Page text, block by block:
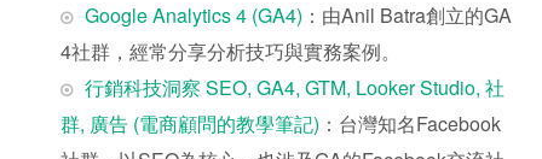
Google Analytics 4 (GA4) ：由Anil Batra創立的GA
4社群，經常分享分析技巧與實務案例。
行銷科技洞察 SEO, GA4, GTM, Looker Studio, 社
群, 廣告 (電商顧問的教學筆記) ：台灣知名Facebook